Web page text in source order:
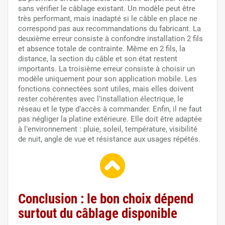
sans vérifier le câblage existant. Un modèle peut être
très performant, mais inadapté si le câble en place ne
correspond pas aux recommandations du fabricant. La
deuxième erreur consiste à confondre installation 2 fils
et absence totale de contrainte. Même en 2 fils, la
distance, la section du câble et son état restent
importants. La troisième erreur consiste à choisir un
modèle uniquement pour son application mobile. Les
fonctions connectées sont utiles, mais elles doivent
rester cohérentes avec l’installation électrique, le
réseau et le type d’accès à commander. Enfin, il ne faut
pas négliger la platine extérieure. Elle doit être adaptée
à l’environnement : pluie, soleil, température, visibilité
de nuit, angle de vue et résistance aux usages répétés.
Conclusion : le bon choix dépend
surtout du câblage disponible